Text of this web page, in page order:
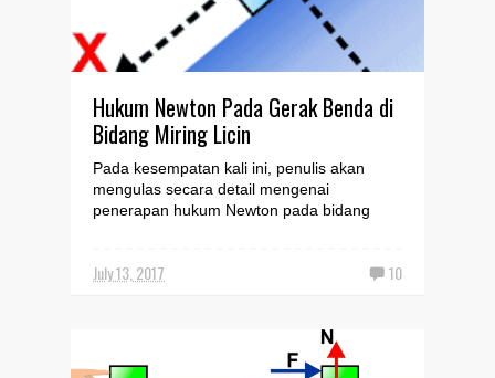
Hukum Newton Pada Gerak Benda di
Bidang Miring Licin
Pada kesempatan kali ini, penulis akan
mengulas secara detail mengenai
penerapan hukum Newton pada bidang
July 13, 2017 10